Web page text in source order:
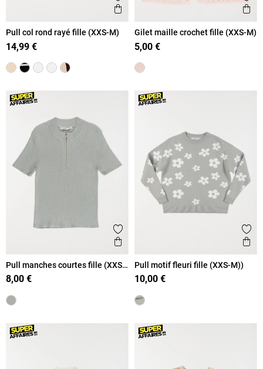
Ajouter aux favoris
Aperçu rapide
Pull col rond rayé fille (XXS-M)
14,99 €
Gilet maille crochet fille (XXS-M)
5,00 €
Ajouter aux favoris
Aperçu rapide
Pull manches courtes fille (XXS-
M)
8,00 €
Pull motif fleuri fille (XXS-M))
10,00 €